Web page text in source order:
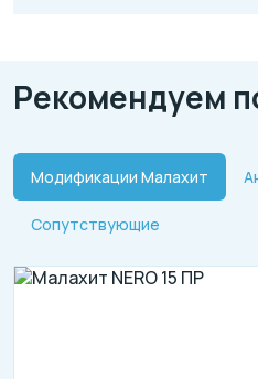
Рекомендуем
Модификации Малахит
Сопутствующие